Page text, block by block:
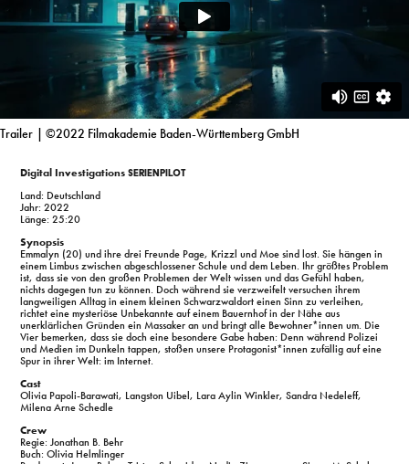
Trailer | ©2022 Filmakademie Baden-Württemberg GmbH
Digital Investigations Serienpilot
Land: Deutschland
Jahr: 2022
Länge: 25:20
Synopsis
Emmalyn (20) und ihre drei Freunde Page, Krizzl und Moe sind lost. Sie hängen in
einem Limbus zwischen abgeschlossener Schule und dem Leben. Ihr größtes Problem
ist, dass sie von den großen Problemen der Welt wissen und das Gefühl haben,
nichts dagegen tun zu können. Doch während sie verzweifelt versuchen ihrem
langweiligen Alltag in einem kleinen Schwarzwaldort einen Sinn zu verleihen,
richtet eine mysteriöse Unbekannte auf einem Bauernhof in der Nähe aus
unerklärlichen Gründen ein Massaker an und bringt alle Bewohner*innen um. Die
Vier bemerken, dass sie doch eine besondere Gabe haben: Denn während Polizei
und Medien im Dunkeln tappen, stoßen unsere Protagonist*innen zufällig auf eine
Spur in ihrer Welt: im Internet.
Cast
Olivia Papoli-Barawati, Langston Uibel, Lara Aylin Winkler, Sandra Nedeleff,
Milena Arne Schedle
Crew
Regie: Jonathan B. Behr
Buch: Olivia Helmlinger